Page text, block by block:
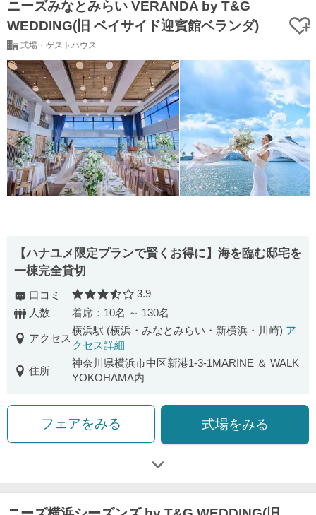
ニーズみなとみらい VERANDA by T&G
WEDDING(旧 ベイサイド迎賓館ベランダ)
式場・ゲストハウス
【ハナユメ限定プランで賢くお得に】海を臨む邸宅を
一棟完全貸切
口コミ 口コミ評価
3.9
人数
着席：10名 ～ 130名
アクセス
横浜駅 (横浜・みなとみらい・新横浜・川崎) ア
クセス詳細
住所
神奈川県横浜市中区新港1-3-1MARINE ＆ WALK
YOKOHAMA内
フェアをみる 式場をみる